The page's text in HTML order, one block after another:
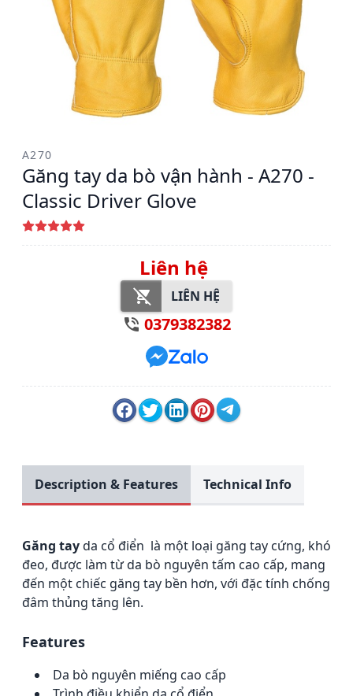
A270
Găng tay da bò vận hành - A270 -
Classic Driver Glove
Liên hệ
LIÊN HỆ
0379382382
Description & Features Technical Info
Găng tayda cổ điển là một loại găng tay cứng, khó
đeo, được làm từ da bò nguyên tấm cao cấp, mang
đến một chiếc găng tay bền hơn, với đặc tính chống
đâm thủng tăng lên.
Features
Da bò nguyên miếng cao cấp